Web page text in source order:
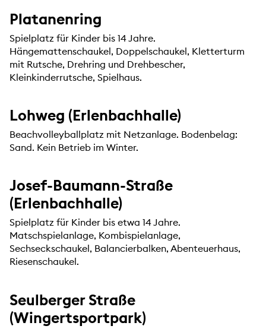
Platanenring
Spielplatz für Kinder bis 14 Jahre.
Hängemattenschaukel, Doppelschaukel, Kletterturm
mit Rutsche, Drehring und Drehbescher,
Kleinkinderrutsche, Spielhaus.
Lohweg (Erlenbachhalle)
Beachvolleyballplatz mit Netzanlage. Bodenbelag:
Sand. Kein Betrieb im Winter.
Josef-Baumann-Straße
(Erlenbachhalle)
Spielplatz für Kinder bis etwa 14 Jahre.
Matschspielanlage, Kombispielanlage,
Sechseckschaukel, Balancierbalken, Abenteuerhaus,
Riesenschaukel.
Seulberger Straße
(Wingertsportpark)